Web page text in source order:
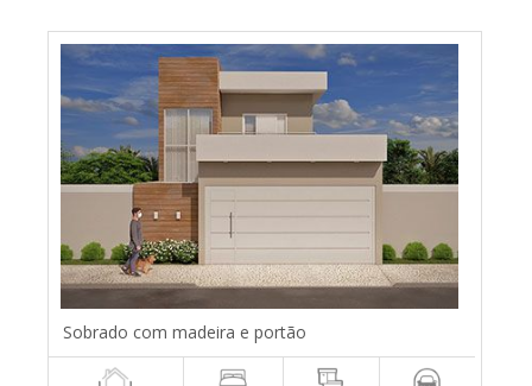
Sobrado com madeira e portão